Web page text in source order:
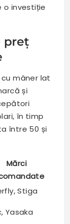
o investiție
preț
mâner lat
și
în timp
între 50 și
Mărci
Stiga
Yasaka